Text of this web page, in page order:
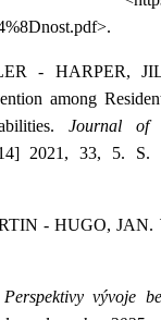
- HARPER,
among
Journal of
2021, 33, 5. S.
- HUGO, JAN.
vývoje